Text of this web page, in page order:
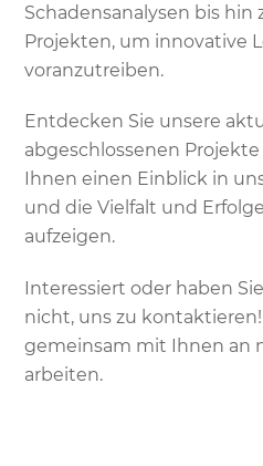
Schadensanalysen bis hin
Projekten, um innovative
voranzutreiben.
Entdecken Sie unsere
abgeschlossenen
Ihnen einen Einblick in
und die Vielfalt und
aufzeigen.
Interessiert oder haben
nicht, uns zu
gemeinsam mit Ihnen an
arbeiten.